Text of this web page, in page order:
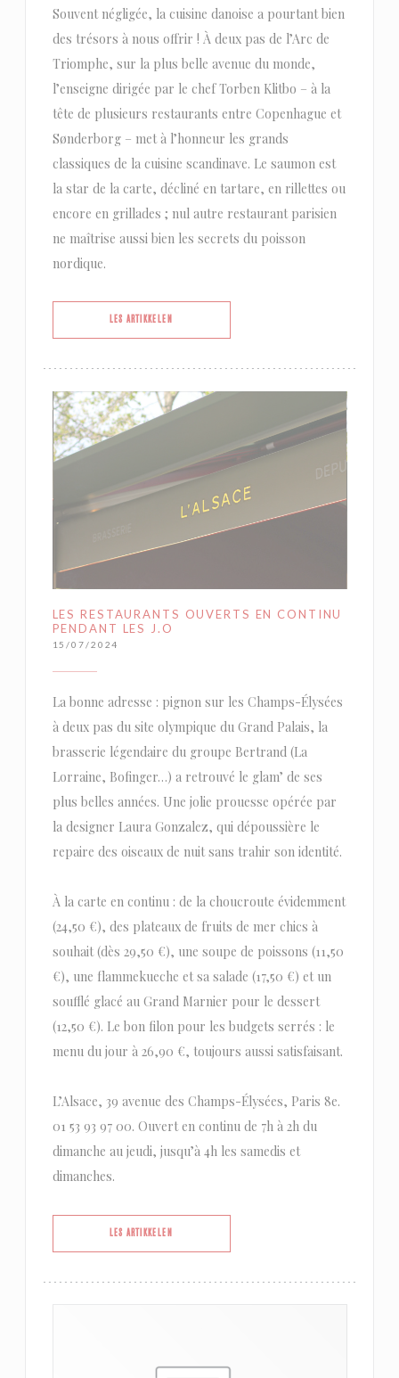
Souvent négligée, la cuisine danoise a pourtant bien
des trésors à nous offrir ! À deux pas de l’Arc de
Triomphe, sur la plus belle avenue du monde,
l’enseigne dirigée par le chef Torben Klitbo – à la
tête de plusieurs restaurants entre Copenhague et
Sønderborg – met à l’honneur les grands
classiques de la cuisine scandinave. Le saumon est
la star de la carte, décliné en tartare, en rillettes ou
encore en grillades ; nul autre restaurant parisien
ne maîtrise aussi bien les secrets du poisson
nordique.
LES ARTIKKELEN
LES RESTAURANTS OUVERTS EN CONTINU
PENDANT LES J.O
15/07/2024
La bonne adresse : pignon sur les Champs-Élysées
à deux pas du site olympique du Grand Palais, la
brasserie légendaire du groupe Bertrand (La
Lorraine, Bofinger…) a retrouvé le glam’ de ses
plus belles années. Une jolie prouesse opérée par
la designer Laura Gonzalez, qui dépoussière le
repaire des oiseaux de nuit sans trahir son identité.
À la carte en continu : de la choucroute évidemment
(24,50 €), des plateaux de fruits de mer chics à
souhait (dès 29,50 €), une soupe de poissons (11,50
€), une flammekueche et sa salade (17,50 €) et un
soufflé glacé au Grand Marnier pour le dessert
(12,50 €). Le bon filon pour les budgets serrés : le
menu du jour à 26,90 €, toujours aussi satisfaisant.
L’Alsace, 39 avenue des Champs-Élysées, Paris 8e.
01 53 93 97 00. Ouvert en continu de 7h à 2h du
dimanche au jeudi, jusqu’à 4h les samedis et
dimanches.
LES ARTIKKELEN